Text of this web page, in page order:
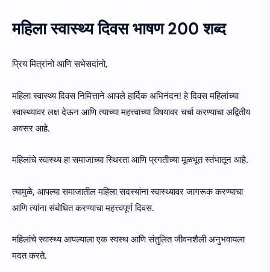
महिला स्वास्थ्य दिवस भाषण 200 शब्द
प्रिय मित्रांनो आणि सभेसदांनो,
महिला स्वास्थ्य दिवस निमित्ताने आपले हार्दिक अभिनंदन! हे दिवस महिलांच्या
स्वास्थ्यावर लक्ष देऊन आणि त्याच्या महत्त्वाच्या विषयावर चर्चा करण्याचा अद्वितीय
अवसर आहे.
महिलांचे स्वास्थ्य हा समाजाच्या स्थिरता आणि प्रगतीच्या मूळभूत स्तंभातून आहे.
त्यामुळे, आपल्या समाजातील महिला सदस्यांना स्वास्थ्यावर जागरूक करण्याचा
आणि त्यांना संबोधित करण्याचा महत्त्वपूर्ण दिवस.
महिलांचे स्वास्थ्य आपल्याला एक स्वस्थ आणि संतुलित जीवनशैली अनुभवायला
मदत करते.